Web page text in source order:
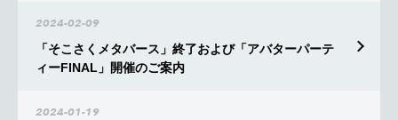
2024-02-09
「そこさくメタバース」終了および「アバターパーテ
ィーFINAL」開催のご案内
2024-01-19